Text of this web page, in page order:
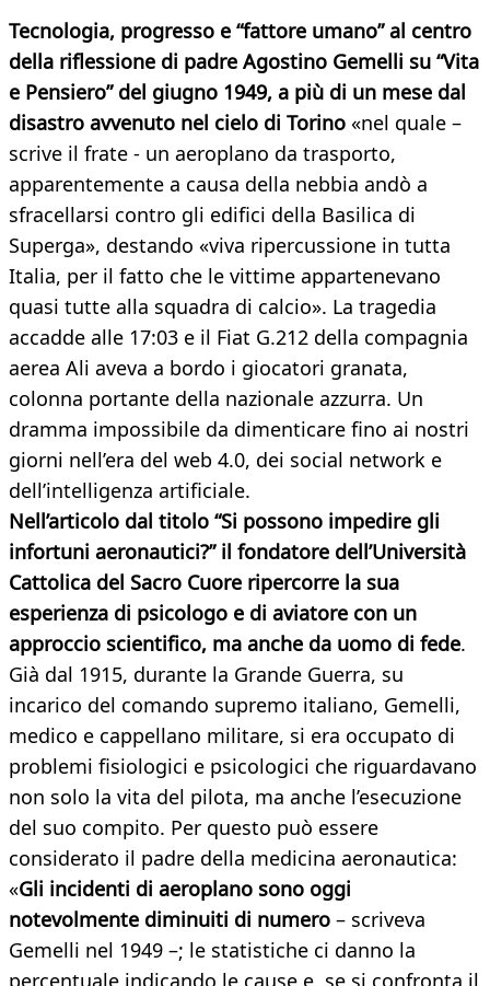
Tecnologia, progresso e “fattore umano” al centro
della riflessione di padre Agostino Gemelli su “Vita
e Pensiero” del giugno 1949, a più di un mese dal
disastro avvenuto nel cielo di Torino «nel quale –
scrive il frate - un aeroplano da trasporto,
apparentemente a causa della nebbia andò a
sfracellarsi contro gli edifici della Basilica di
Superga», destando «viva ripercussione in tutta
Italia, per il fatto che le vittime appartenevano
quasi tutte alla squadra di calcio». La tragedia
accadde alle 17:03 e il Fiat G.212 della compagnia
aerea Ali aveva a bordo i giocatori granata,
colonna portante della nazionale azzurra. Un
dramma impossibile da dimenticare fino ai nostri
giorni nell’era del web 4.0, dei social network e
dell’intelligenza artificiale.
Nell’articolo dal titolo “Si possono impedire gli
infortuni aeronautici?” il fondatore dell’Università
Cattolica del Sacro Cuore ripercorre la sua
esperienza di psicologo e di aviatore con un
approccio scientifico, ma anche da uomo di fede.
Già dal 1915, durante la Grande Guerra, su
incarico del comando supremo italiano, Gemelli,
medico e cappellano militare, si era occupato di
problemi fisiologici e psicologici che riguardavano
non solo la vita del pilota, ma anche l’esecuzione
del suo compito. Per questo può essere
considerato il padre della medicina aeronautica:
«Gli incidenti di aeroplano sono oggi
notevolmente diminuiti di numero – scriveva
Gemelli nel 1949 –; le statistiche ci danno la
percentuale indicando le cause e, se si confronta il